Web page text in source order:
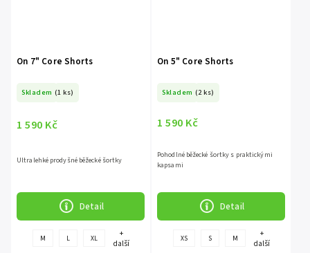
On 7" Core Shorts
Skladem (1 ks)
1 590 Kč
Detail
Ultralehké prodyšné běžecké šortky
M L XL
+
další
On 5" Core Shorts
Skladem (2 ks)
1 590 Kč
Detail
Pohodlné běžecké šortky s praktickými
kapsami
XS S M
+
další